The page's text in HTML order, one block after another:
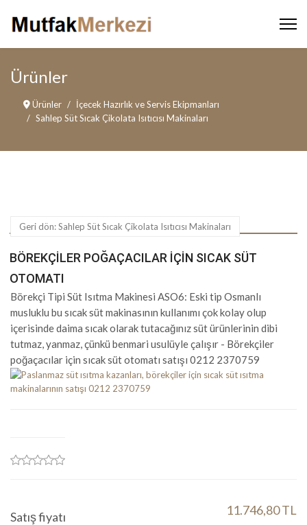
Ürünler
Ürünler
İçecek Hazırlık ve Servis Ekipmanları
Sahlep Süt Sıcak Çikolata Isıtıcısı Makinaları
Geri dön: Sahlep Süt Sıcak Çikolata Isıtıcısı Makinaları
BÖREKÇILER POĞAÇACILAR İÇIN SICAK SÜT
OTOMATI
Börekçi Tipi Süt Isıtma Makinesi ASO6: Eski tip Osmanlı
musluklu bu sıcak süt makinasının kullanımı çok kolay olup
içerisinde daima sıcak olarak tutacağınız süt ürünlerinin dibi
tutmaz, yanmaz, çünkü benmari usulüyle çalışır - Börekçiler
poğaçacılar için sıcak süt otomatı satışı 0212 2370759
Satış fiyatı 11.746,80 TL